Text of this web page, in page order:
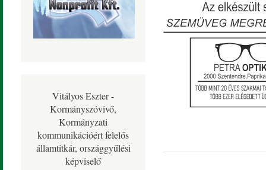
Vitályos Eszter -
Kormányszóvivő,
Kormányzati
kommunikációért felelős
államtitkár, országgyűlési
képviselő